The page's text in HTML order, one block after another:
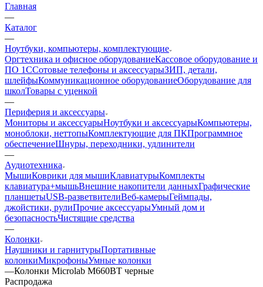
Главная
—
Каталог
—
Ноутбуки, компьютеры, комплектующие
Оргтехника и офисное оборудованиеКассовое оборудование и
ПО 1ССотовые телефоны и аксессуарыЗИП, детали,
шлейфыКоммуникационное оборудованиеОборудование для
школТовары с уценкой
—
Периферия и аксессуары
Мониторы и аксессуарыНоутбуки и аксессуарыКомпьютеры,
моноблоки, неттопыКомплектующие для ПКПрограммное
обеспечениеШнуры, переходники, удлинители
—
Аудиотехника
МышиКоврики для мышиКлавиатурыКомплекты
клавиатура+мышьВнешние накопители данныхГрафические
планшетыUSB-разветвителиВеб-камерыГеймпады,
джойстики, рулиПрочие аксессуарыУмный дом и
безопасностьЧистящие средства
—
Колонки
Наушники и гарнитурыПортативные
колонкиМикрофоныУмные колонки
—Колонки Microlab M660BT черные
Распродажа